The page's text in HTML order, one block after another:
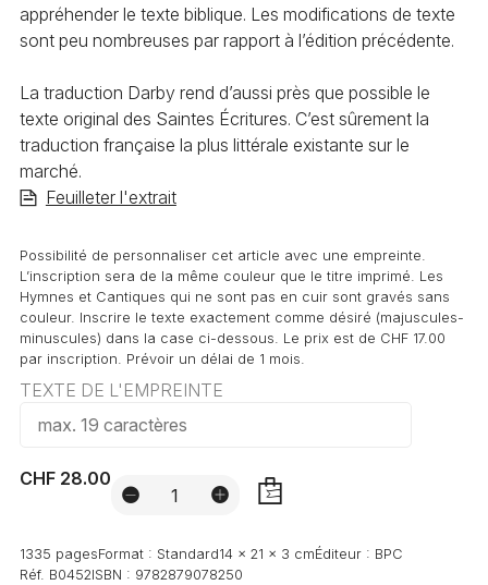
appréhender le texte biblique. Les modifications de texte
sont peu nombreuses par rapport à l’édition précédente.
La traduction Darby rend d’aussi près que possible le
texte original des Saintes Écritures. C’est sûrement la
traduction française la plus littérale existante sur le
marché.
Feuilleter l'extrait
Possibilité de personnaliser cet article avec une empreinte.
L’inscription sera de la même couleur que le titre imprimé. Les
Hymnes et Cantiques qui ne sont pas en cuir sont gravés sans
couleur. Inscrire le texte exactement comme désiré (majuscules-
minuscules) dans la case ci-dessous. Le prix est de CHF 17.00
par inscription. Prévoir un délai de 1 mois.
TEXTE DE L'EMPREINTE
CHF 28.00
1335 pagesFormat : Standard14 x 21 x 3 cmÉditeur : BPC
Réf. B0452ISBN : 9782879078250